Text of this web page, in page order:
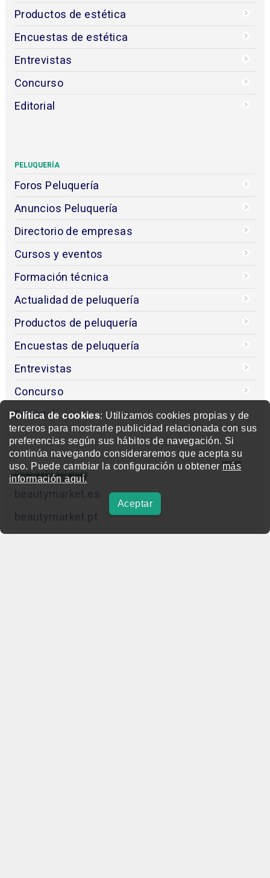
Política de cookies: Utilizamos cookies propias y de
terceros para mostrarle publicidad relacionada con sus
preferencias según sus hábitos de navegación. Si
continúa navegando consideraremos que acepta su
uso. Puede cambiar la configuración u obtener más
información aquí.
Aceptar
Productos de estética
Encuestas de estética
Entrevistas
Concurso
Editorial
PELUQUERÍA
Foros Peluquería
Anuncios Peluquería
Directorio de empresas
Cursos y eventos
Formación técnica
Actualidad de peluquería
Productos de peluquería
Encuestas de peluquería
Entrevistas
Concurso
Editorial
Otras webs del grupo
beautymarket.es
beautymarket.pt